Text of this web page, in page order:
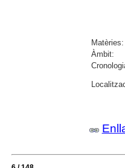
Matèries:
Àmbit: